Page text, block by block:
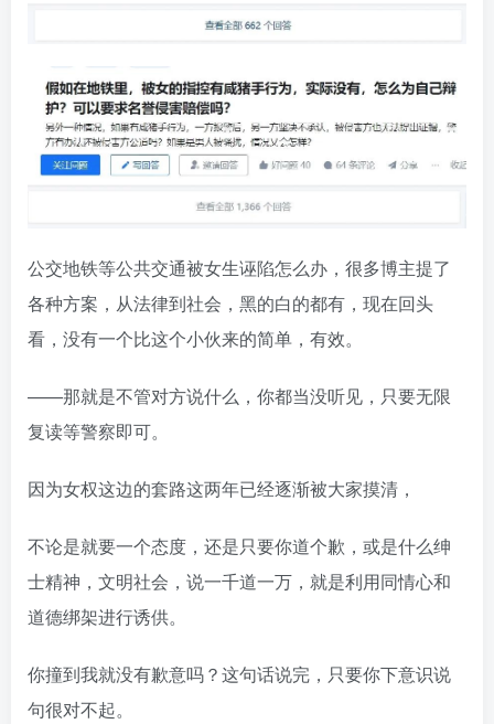
公交地铁等公共交通被女生诬陷怎么办，很多博主提了
各种方案，从法律到社会，黑的白的都有，现在回头
看，没有一个比这个小伙来的简单，有效。
——那就是不管对方说什么，你都当没听见，只要无限
复读等警察即可。
因为女权这边的套路这两年已经逐渐被大家摸清，
不论是就要一个态度，还是只要你道个歉，或是什么绅
士精神，文明社会，说一千道一万，就是利用同情心和
道德绑架进行诱供。
你撞到我就没有歉意吗？这句话说完，只要你下意识说
句很对不起。